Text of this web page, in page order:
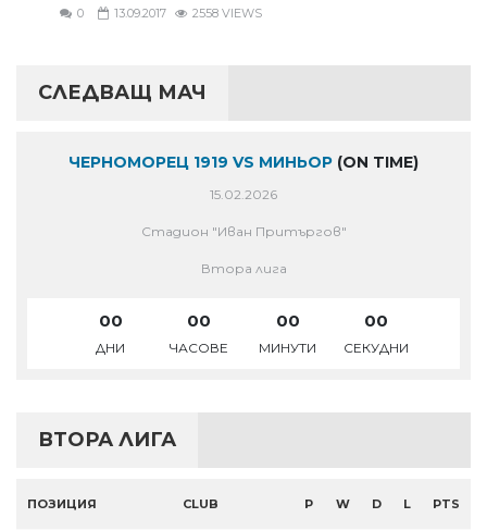
0 13.09.2017 2558 VIEWS
СЛЕДВАЩ МАЧ
ЧЕРНОМОРЕЦ 1919 VS МИНЬОР (ON TIME)
15.02.2026
Стадион "Иван Притъргов"
Втора лига
00
ДНИ
00
ЧАСОВЕ
00
МИНУТИ
00
СЕКУДНИ
ВТОРА ЛИГА
ПОЗИЦИЯ CLUB P W D L PTS